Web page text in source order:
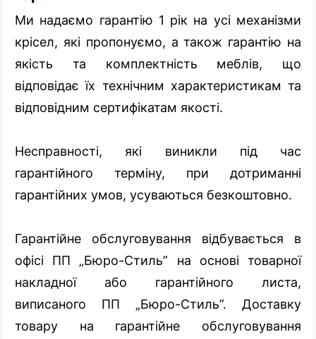
Ми надаємо гарантію 1 рік на усі механізми
крісел, які пропонуємо, а також гарантію на
якість та комплектність меблів, що
відповідає їх технічним характеристикам та
відповідним сертифікатам якості.
Несправності, які виникли під час
гарантійного терміну, при дотриманні
гарантійних умов, усуваються безкоштовно.
Гарантійне обслуговування відбувається в
офісі ПП „Бюро-Стиль” на основі товарної
накладної або гарантійного листа,
виписаного ПП „Бюро-Стиль”. Доставку
товару на гарантійне обслуговування